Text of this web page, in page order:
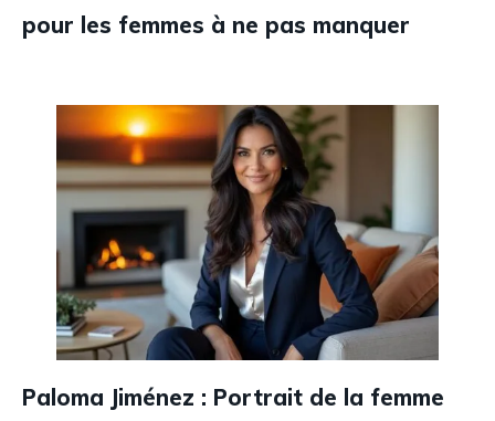
pour les femmes à ne pas manquer
Paloma Jiménez : Portrait de la femme